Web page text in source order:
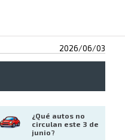
2026/06/03
¿Qué autos no
circulan este 3 de
junio?